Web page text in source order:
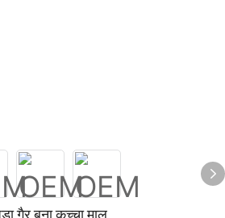
गैर बुना कच्चा माल